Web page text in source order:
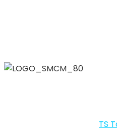
TS